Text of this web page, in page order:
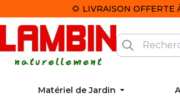
🌻 LIVRAISON
Matériel de Jardin